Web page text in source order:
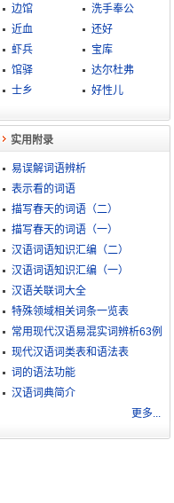
边馆
洗手奉公
近血
还好
虾兵
宝库
馆驿
达尔杜弗
士乡
好性儿
实用附录
易误解词语辨析
表示看的词语
描写春天的词语（二）
描写春天的词语（一）
汉语词语知识汇编（二）
汉语词语知识汇编（一）
汉语关联词大全
特殊领域相关词条一览表
常用现代汉语易混实词辨析63例
现代汉语词类表和语法表
词的语法功能
汉语词典简介
更多...